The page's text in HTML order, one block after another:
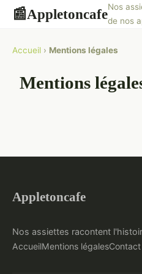
📰AppletoncafeNos
de nos
Accueil › Mentions légales
Mentions
Appletoncafe
Nos assiettes racontent
AccueilMentions légalesContact